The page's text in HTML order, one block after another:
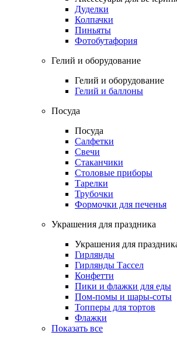
Дуделки
Колпачки
Пиньяты
Фотобутафория
Гелий и оборудование
Гелий и оборудование
Гелий и баллоны
Посуда
Посуда
Салфетки
Свечи
Стаканчики
Столовые приборы
Тарелки
Трубочки
Формочки для печенья
Украшения для праздника
Украшения для
Гирлянды
Гирлянды Тассел
Конфетти
Пики и флажки для еды
Пом-помы и шары-соты
Топперы для тортов
Флажки
Показать все